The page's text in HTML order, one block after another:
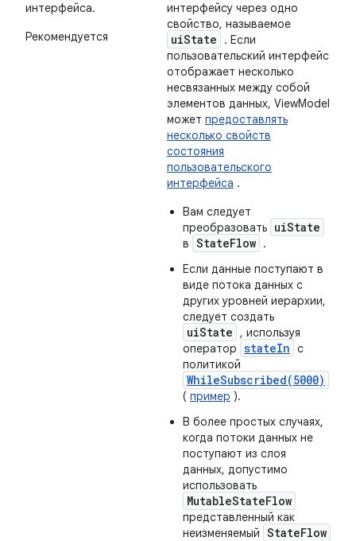
интерфейса.
Рекомендуется
интерфейсу через одно
свойство, называемое
uiState
. Если
пользовательский интерфейс
отображает несколько
несвязанных между собой
элементов данных, ViewModel
может предоставлять
несколько свойств
состояния
пользовательского
интерфейса .
Вам следует
преобразовать uiState
в StateFlow .
Если данные поступают в
виде потока данных с
других уровней иерархии,
следует создать
uiState
, используя
оператор stateIn с
политикой
WhileSubscribed(5000)
( пример ).
В более простых случаях,
когда потоки данных не
поступают из слоя
данных, допустимо
использовать
MutableStateFlow
представленный как
неизменяемый StateFlow